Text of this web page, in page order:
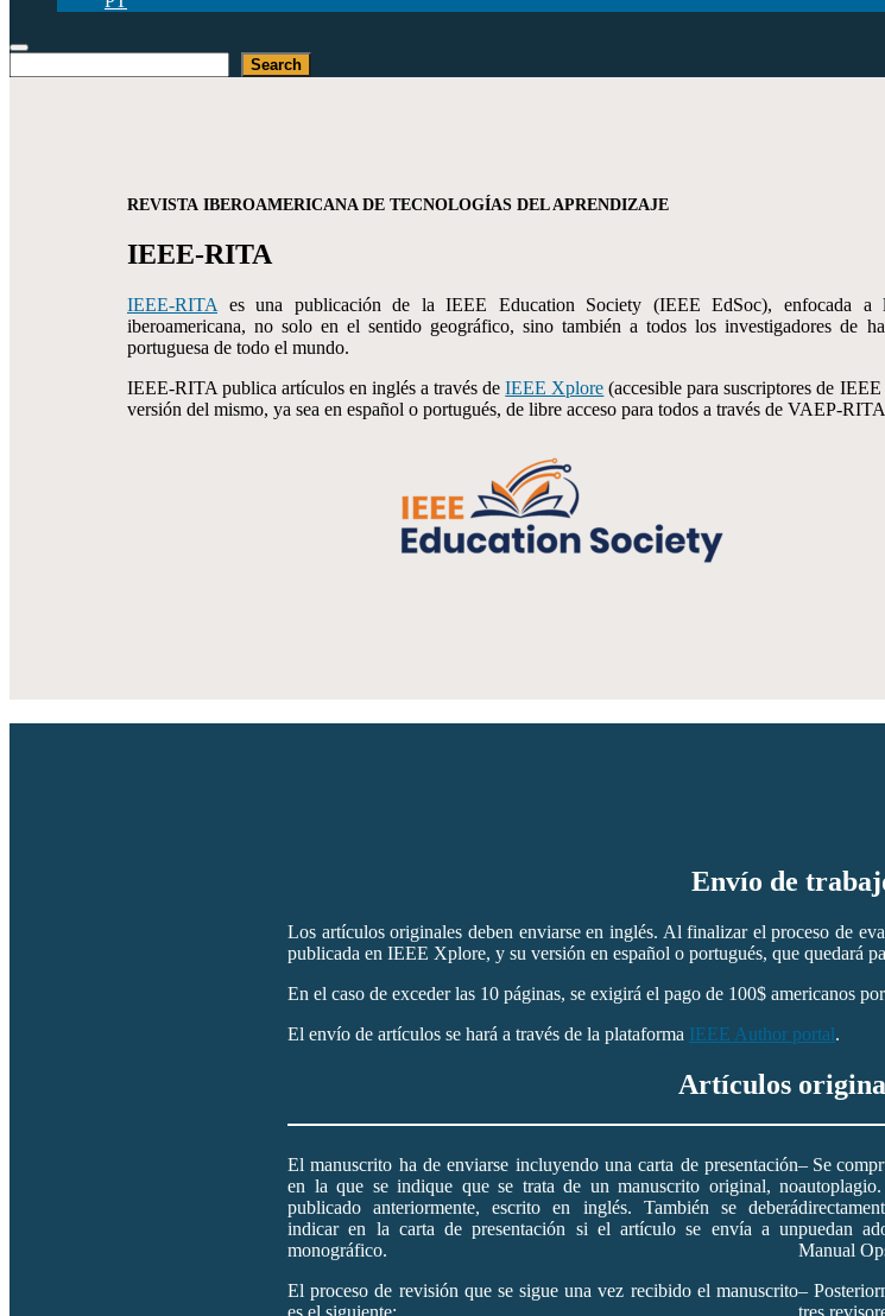
Search
REVISTA IBEROAMERICANA DE TECNOLOGÍAS DEL APRENDIZAJE
IEEE-RITA
IEEE-RITA es una publicación de la IEEE Education Society (IEEE EdSoc), enfocada a
iberoamericana, no solo en el sentido geográfico, sino también a todos los investigadores de
portuguesa de todo el mundo.
IEEE-RITA publica artículos en inglés a través deIEEE Xplore (accesible para suscriptores de
versión del mismo, ya sea en español o portugués, de libre acceso para todos a través de VAEP-
Envío de
Los artículos originales deben enviarse en inglés. Al finalizar el proceso de
publicada en IEEE Xplore, y su versión en español o portugués, que quedará
En el caso de exceder las 10 páginas, se exigirá el pago de 100$ americanos
El envío de artículos se hará a través de la plataforma IEEE Author portal.
Artículos
El manuscrito ha de enviarse incluyendo una carta de presentación
en la que se indique que se trata de un manuscrito original, no
publicado anteriormente, escrito en inglés. También se deberá
indicar en la carta de presentación si el artículo se envía a un
monográfico.
El proceso de revisión que se sigue una vez recibido el manuscrito
– Se
puedan
Manual
–